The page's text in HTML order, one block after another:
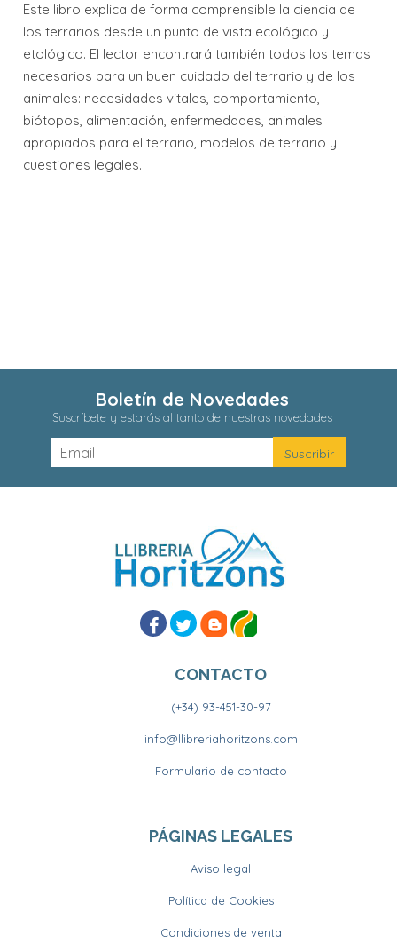
Este libro explica de forma comprensible la ciencia de
los terrarios desde un punto de vista ecológico y
etológico. El lector encontrará también todos los temas
necesarios para un buen cuidado del terrario y de los
animales: necesidades vitales, comportamiento,
biótopos, alimentación, enfermedades, animales
apropiados para el terrario, modelos de terrario y
cuestiones legales.
Boletín de Novedades
Suscríbete y estarás al tanto de nuestras novedades
CONTACTO
(+34) 93-451-30-97
info@llibreriahoritzons.com
Formulario de contacto
PÁGINAS LEGALES
Aviso legal
Política de Cookies
Condiciones de venta